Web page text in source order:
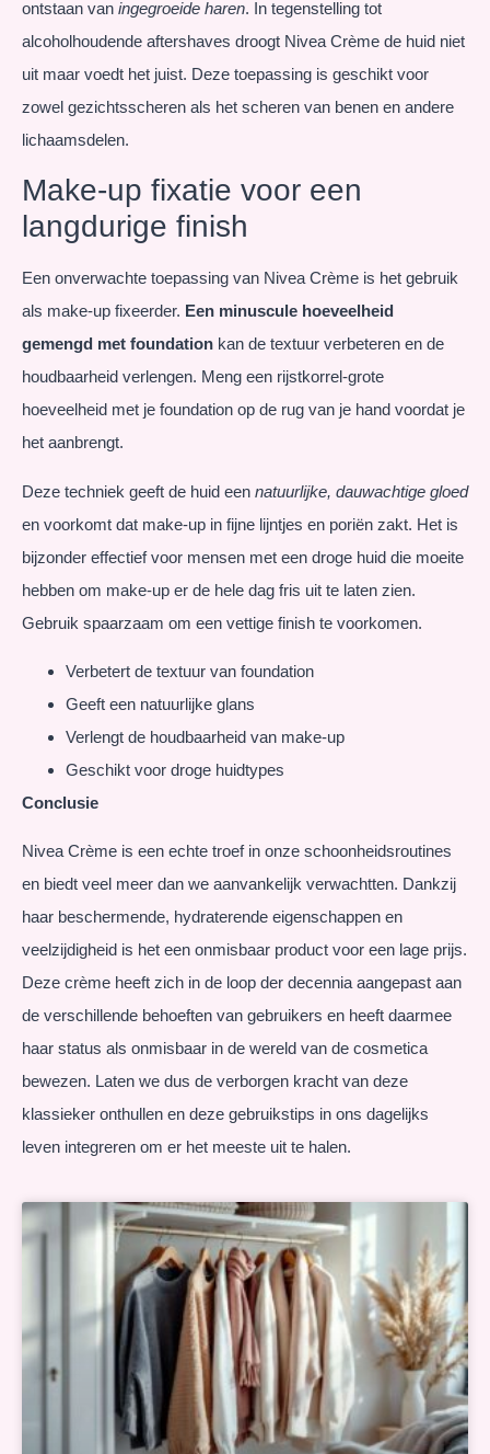
ontstaan van ingegroeide haren. In tegenstelling tot
alcoholhoudende aftershaves droogt Nivea Crème de huid niet
uit maar voedt het juist. Deze toepassing is geschikt voor
zowel gezichtsscheren als het scheren van benen en andere
lichaamsdelen.
Make-up fixatie voor een
langdurige finish
Een onverwachte toepassing van Nivea Crème is het gebruik
als make-up fixeerder. Een minuscule hoeveelheid
gemengd met foundation kan de textuur verbeteren en de
houdbaarheid verlengen. Meng een rijstkorrel-grote
hoeveelheid met je foundation op de rug van je hand voordat je
het aanbrengt.
Deze techniek geeft de huid een natuurlijke, dauwachtige gloed
en voorkomt dat make-up in fijne lijntjes en poriën zakt. Het is
bijzonder effectief voor mensen met een droge huid die moeite
hebben om make-up er de hele dag fris uit te laten zien.
Gebruik spaarzaam om een vettige finish te voorkomen.
Verbetert de textuur van foundation
Geeft een natuurlijke glans
Verlengt de houdbaarheid van make-up
Geschikt voor droge huidtypes
Conclusie
Nivea Crème is een echte troef in onze schoonheidsroutines
en biedt veel meer dan we aanvankelijk verwachtten. Dankzij
haar beschermende, hydraterende eigenschappen en
veelzijdigheid is het een onmisbaar product voor een lage prijs.
Deze crème heeft zich in de loop der decennia aangepast aan
de verschillende behoeften van gebruikers en heeft daarmee
haar status als onmisbaar in de wereld van de cosmetica
bewezen. Laten we dus de verborgen kracht van deze
klassieker onthullen en deze gebruikstips in ons dagelijks
leven integreren om er het meeste uit te halen.